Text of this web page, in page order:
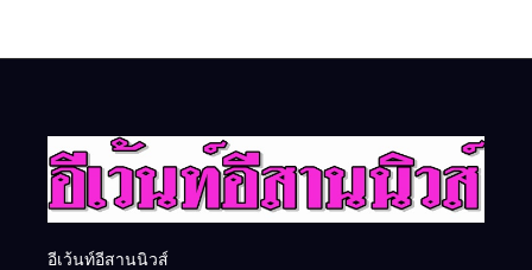
อีเว้นท์อีสานนิวส์